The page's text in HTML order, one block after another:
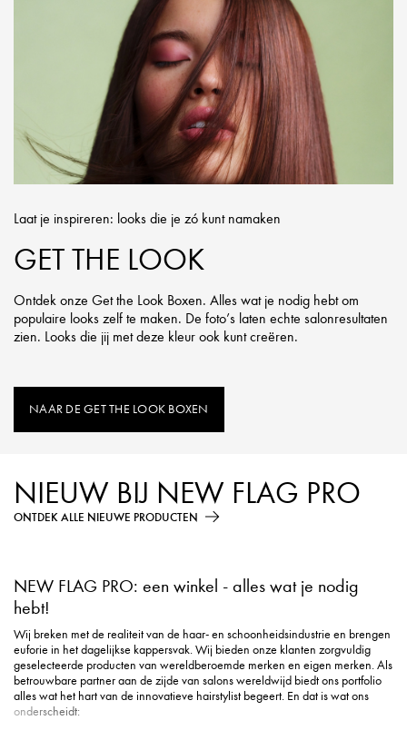
Laat je inspireren: looks die je zó kunt namaken
GET THE LOOK
Ontdek onze Get the Look Boxen. Alles wat je nodig hebt om
populaire looks zelf te maken. De foto’s laten echte salonresultaten
zien. Looks die jij met deze kleur ook kunt creëren.
NAAR DE GET THE LOOK BOXEN
NIEUW BIJ NEW FLAG PRO
ONTDEK ALLE NIEUWE PRODUCTEN
NEW FLAG PRO: een winkel - alles wat je nodig
hebt!
Wij breken met de realiteit van de haar- en schoonheidsindustrie en brengen
euforie in het dagelijkse kappersvak. Wij bieden onze klanten zorgvuldig
geselecteerde producten van wereldberoemde merken en eigen merken. Als
betrouwbare partner aan de zijde van salons wereldwijd biedt ons portfolio
alles wat het hart van de innovatieve hairstylist begeert. En dat is wat ons
onderscheidt: